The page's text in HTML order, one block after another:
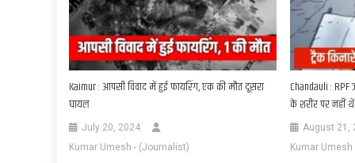
Kaimur : आपसी विवाद में हुई फायरिंग, एक की मौत दूसरा
घायल
July 20, 2024
Kumar Umesh - (Journalist)
Chandauli :
के शरीर पर नहीं
August 21,
Kumar